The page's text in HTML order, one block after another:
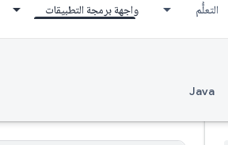
التعلُّم واجهة برمجة التطبيقات
Java